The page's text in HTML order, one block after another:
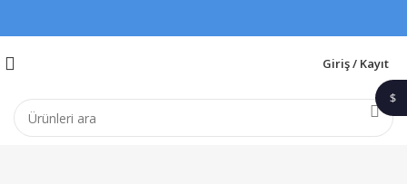
Giriş / Kayıt
$